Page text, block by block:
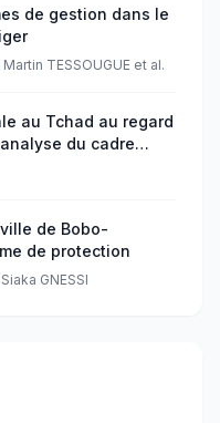
de gestion dans le
TESSOUGUE et al.
au Tchad au regard
du cadre
de Bobo-
de protection
GNESSI